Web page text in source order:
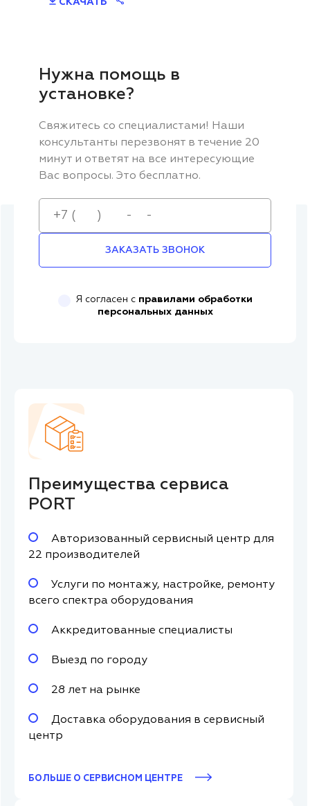
СКАЧАТЬ
Нужна помощь в
установке?
Свяжитесь со специалистами! Наши
консультанты перезвонят в течение 20
минут и ответят на все интересующие
Вас вопросы. Это бесплатно.
ЗАКАЗАТЬ ЗВОНОК
Я согласен с правилами обработки
персональных данных
Преимущества сервиса
PORT
Авторизованный сервисный центр для
22 производителей
Услуги по монтажу, настройке, ремонту
всего спектра оборудования
Аккредитованные специалисты
Выезд по городу
28 лет на рынке
Доставка оборудования в сервисный
центр
БОЛЬШЕ О СЕРВИСНОМ ЦЕНТРЕ